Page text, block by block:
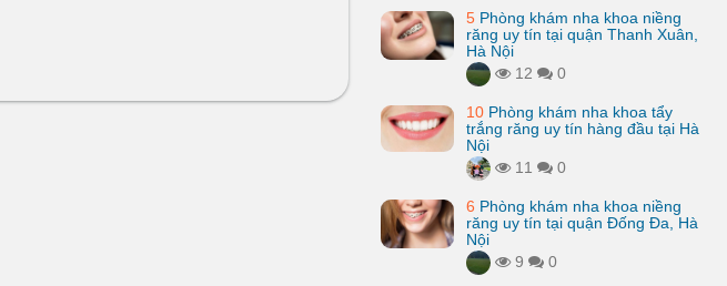
5 Phòng khám nha khoa niềng
răng uy tín tại quận Thanh Xuân,
Hà Nội
12
0
10 Phòng khám nha khoa tẩy
trắng răng uy tín hàng đầu tại Hà
Nội
11
0
6 Phòng khám nha khoa niềng
răng uy tín tại quận Đống Đa, Hà
Nội
9
0